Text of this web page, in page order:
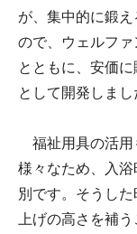
が、集中的に鍛
ので、ウェルファ
とともに、安価
として開発しまし
福祉用具の活用
様々なため、入
別です。そうし
上げの高さを補